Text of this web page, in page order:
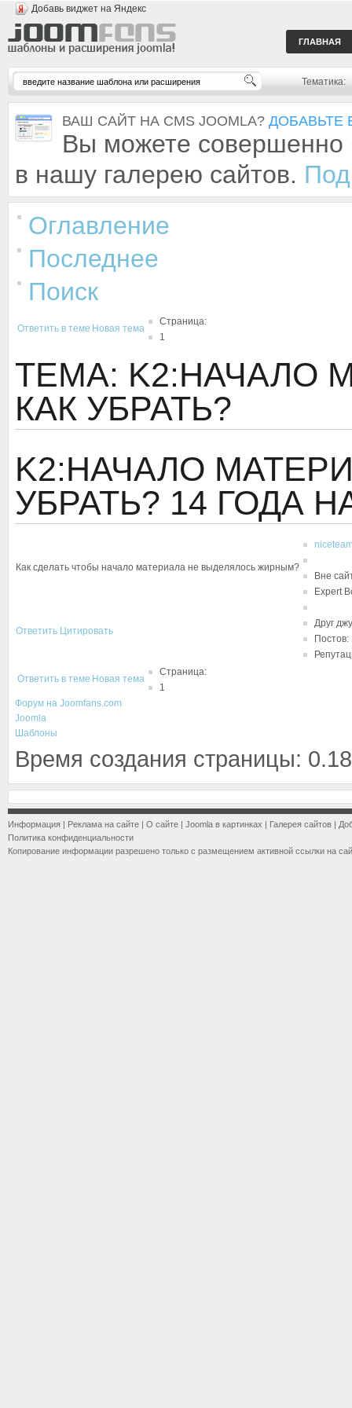
Добавь виджет на Яндекс
ГЛАВНАЯ
Тематика:
ВАШ САЙТ НА CMS JOOMLA? ДОБАВЬТЕ
Вы можете совершенно
в нашу галерею сайтов.
Оглавление
Последнее
Поиск
Ответить в теме Новая тема
Страница:
1
ТЕМА: K2:НАЧАЛО
КАК УБРАТЬ?
K2:НАЧАЛО
УБРАТЬ? 14 ГОДА
Как сделать чтобы начало материала не выделялось жирным?
Вне
Expert
Друг
Постов:
Ответить Цитировать
Ответить в теме Новая тема
Страница:
1
Форум на Joomfans.com
Joomla
Шаблоны
Время создания страницы:
Информация | Реклама на сайте | О сайте | Joomla в картинках | Галерея сайтов |
Политика конфиденциальности
Копирование информации разрешено только с размещением активной ссылки на